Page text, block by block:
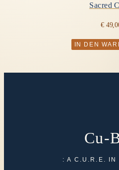
Sacred
€
IN DEN
Cu-
: A C.U.R.E. IN